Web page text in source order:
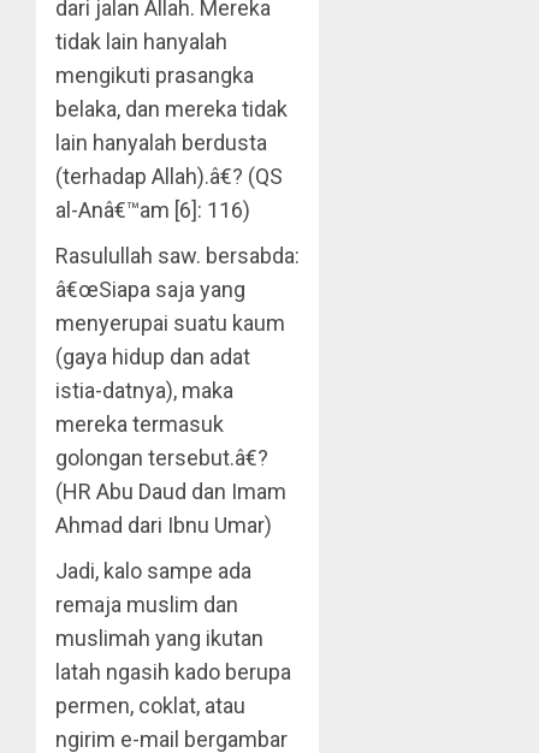
dari jalan Allah. Mereka
tidak lain hanyalah
mengikuti prasangka
belaka, dan mereka tidak
lain hanyalah berdusta
(terhadap Allah).â€? (QS
al-Anâ€™am [6]: 116)
Rasulullah saw. bersabda:
â€œSiapa saja yang
menyerupai suatu kaum
(gaya hidup dan adat
istia-datnya), maka
mereka termasuk
golongan tersebut.â€?
(HR Abu Daud dan Imam
Ahmad dari Ibnu Umar)
Jadi, kalo sampe ada
remaja muslim dan
muslimah yang ikutan
latah ngasih kado berupa
permen, coklat, atau
ngirim e-mail bergambar